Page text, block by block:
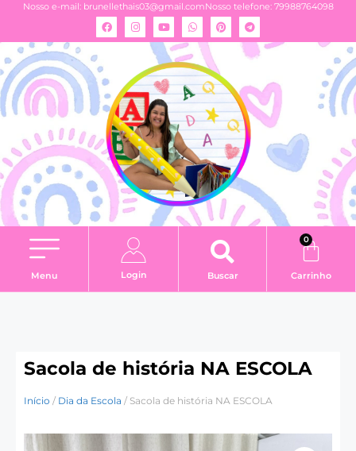
Nosso e-mail: brunellethais03@gmail.comNosso telefone: 79988764098
Menu Login Buscar
0
Carrinho
Sacola de história NA ESCOLA
Início / Dia da Escola / Sacola de história NA ESCOLA